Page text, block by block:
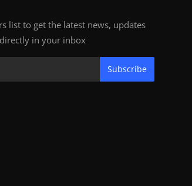
list to get the latest news, updates
in your inbox
Subscribe